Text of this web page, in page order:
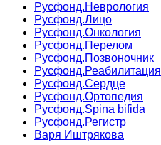
Русфонд.Неврология
Русфонд.Лицо
Русфонд.Онкология
Русфонд.Перелом
Русфонд.Позвоночник
Русфонд.Реабилитация
Русфонд.Сердце
Русфонд.Ортопедия
Русфонд.Spina bifida
Русфонд.Регистр
Варя Иштрякова